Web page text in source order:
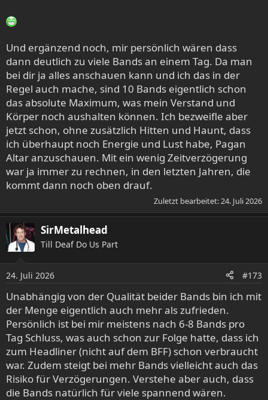
Und ergänzend noch, mir persönlich wären dass
dann deutlich zu viele Bands an einem Tag. Da man
bei dir ja alles anschauen kann und ich das in der
Regel auch mache, sind 10 Bands eigentlich schon
das absolute Maximum, was mein Verstand und
Körper noch aushalten können. Ich bezweifle aber
jetzt schon, ohne zusätzlich Hitten und Haunt, dass
ich überhaupt noch Energie und Lust habe, Pagan
Altar anzuschauen. Mit ein wenig Zeitverzögerung
war ja immer zu rechnen, in den letzten Jahren, die
kommt dann noch oben drauf.
Zuletzt bearbeitet:24. Juli 2026
SirMetalhead
Till Deaf Do Us Part
24. Juli 2026 #173
Unabhängig von der Qualität beider Bands bin ich mit
der Menge eigentlich auch mehr als zufrieden.
Persönlich ist bei mir meistens nach 6-8 Bands pro
Tag Schluss, was auch schon zur Folge hatte, dass ich
zum Headliner (nicht auf dem BFF) schon verbraucht
war. Zudem steigt bei mehr Bands vielleicht auch das
Risiko für Verzögerungen. Verstehe aber auch, dass
die Bands natürlich für viele spannend wären.